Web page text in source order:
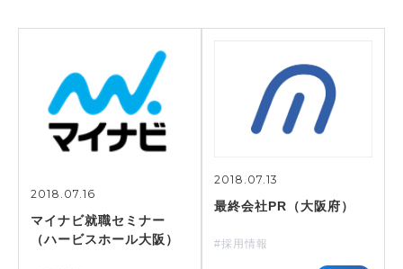
2018.07.16
マイナビ就職セミナー
（ハービスホール大阪）
2018.07.13
最終会社PR（大阪府）
#採用情報